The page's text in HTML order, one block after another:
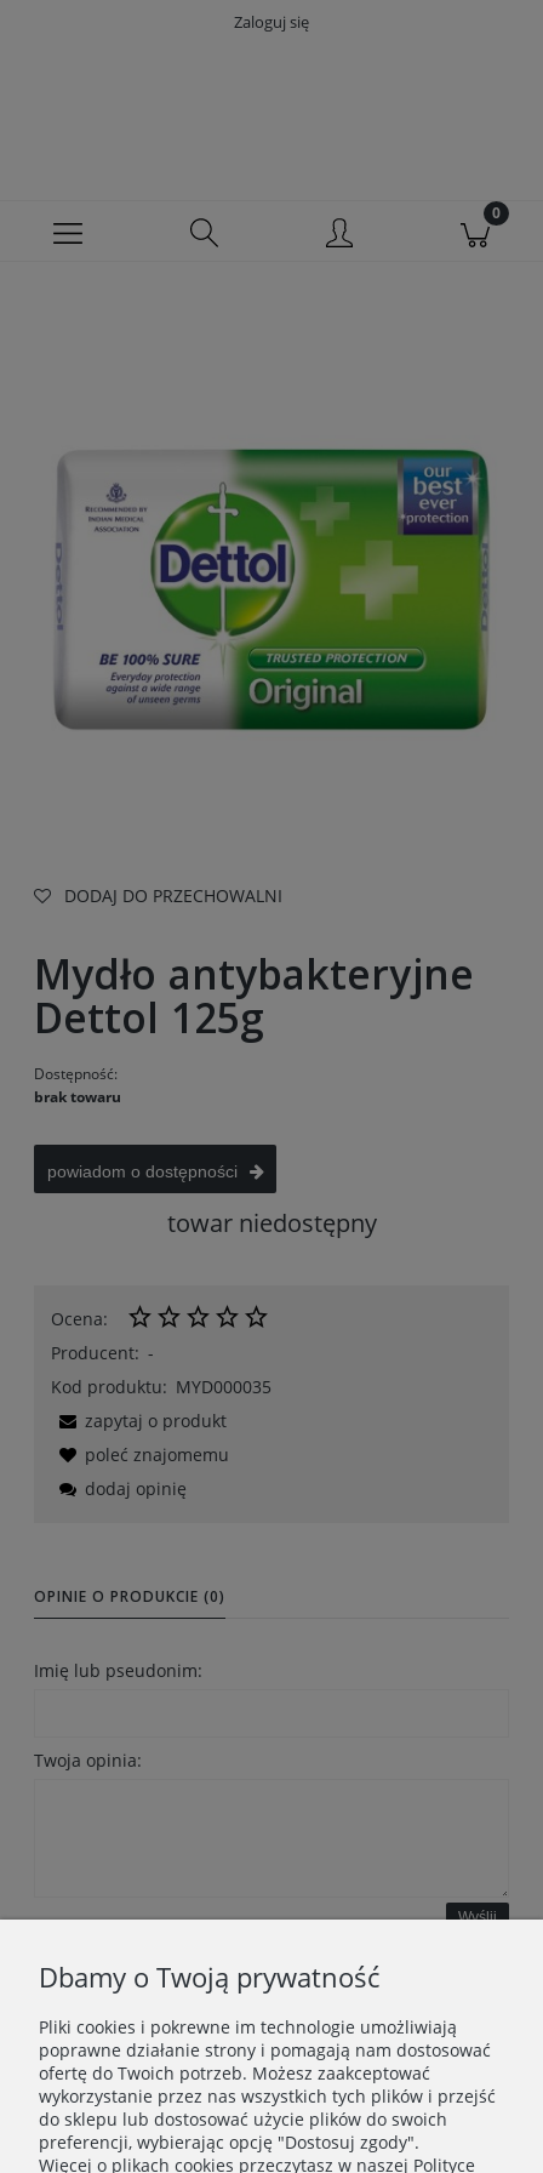
Zaloguj się
DODAJ DO PRZECHOWALNI
Mydło antybakteryjne
Dettol 125g
Dostępność:
brak towaru
powiadom o dostępności
towar niedostępny
Ocena:
Producent: -
Kod produktu: MYD000035
zapytaj o produkt
poleć znajomemu
dodaj opinię
OPINIE O PRODUKCIE (0)
Imię lub pseudonim:
Twoja opinia:
Wyślij
WAŻNE INFORMACJE
POLECANE STRONY
Dbamy o Twoją prywatność
Pliki cookies i pokrewne im technologie umożliwiają
poprawne działanie strony i pomagają nam dostosować
ofertę do Twoich potrzeb. Możesz zaakceptować
wykorzystanie przez nas wszystkich tych plików i przejść
do sklepu lub dostosować użycie plików do swoich
preferencji, wybierając opcję "Dostosuj zgody".
Więcej o plikach cookies przeczytasz w naszej Polityce